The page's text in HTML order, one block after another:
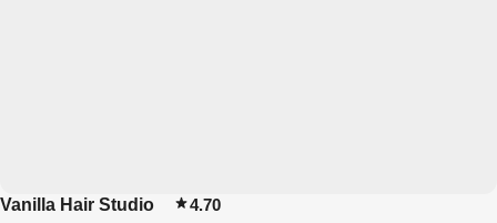
Vanilla Hair Studio 4.70